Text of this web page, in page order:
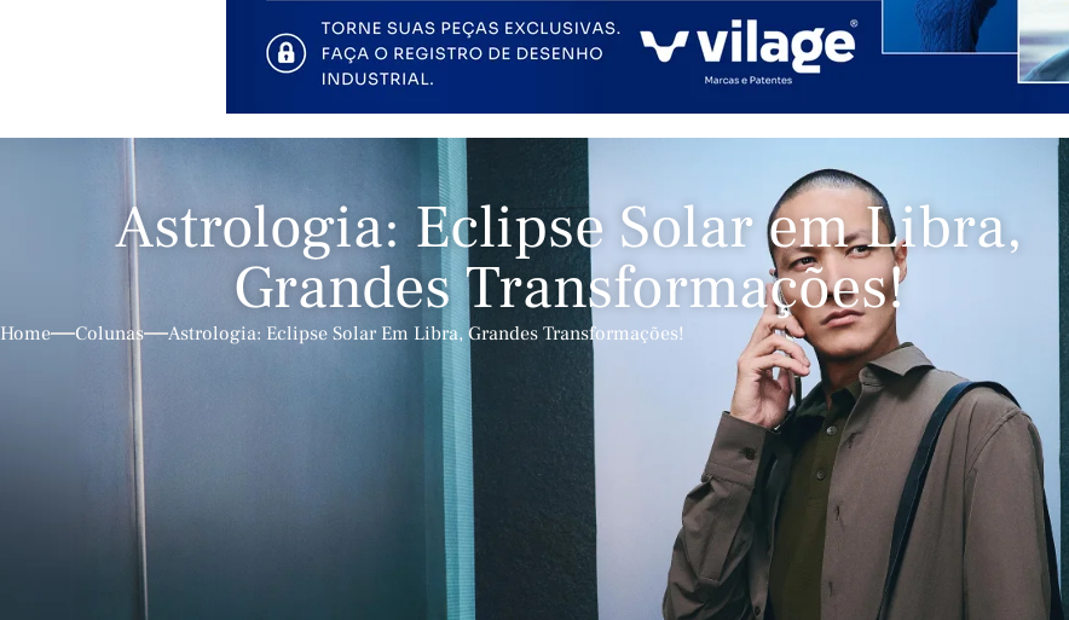
Astrologia: Eclipse Solar em Libra,
Grandes Transformações!
Home Colunas Astrologia: Eclipse Solar Em Libra, Grandes Transformações!